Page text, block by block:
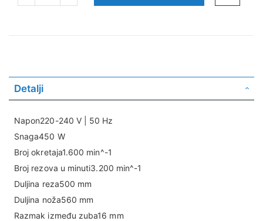
Detalji
Napon220-240 V | 50 Hz
Snaga450 W
Broj okretaja1.600 min^-1
Broj rezova u minuti3.200 min^-1
Duljina reza500 mm
Duljina noža560 mm
Razmak između zuba16 mm